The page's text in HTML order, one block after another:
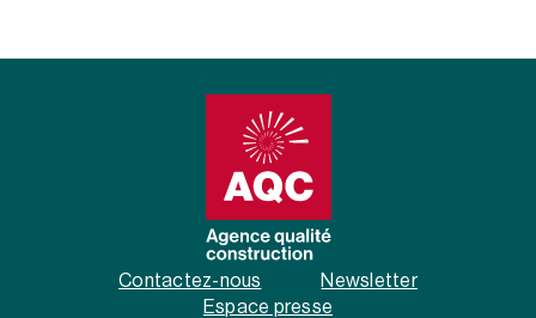
Contactez-nous
Newsletter
Espace presse